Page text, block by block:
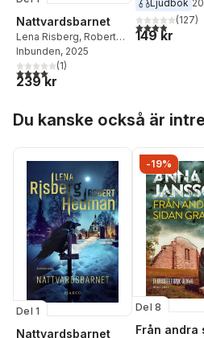
Nattvardsbarnet
Lena Risberg, Robert
Hedman
Inbunden, 2025
4,0utav 5 stjärnor. Totalt antal röster:
(1)
239 kr
Ljudbok
3,9utav 5(127)
149 kr
Du kanske också är
Del 1
Nattvardsbarnet
-19%
Del 8
Från andra